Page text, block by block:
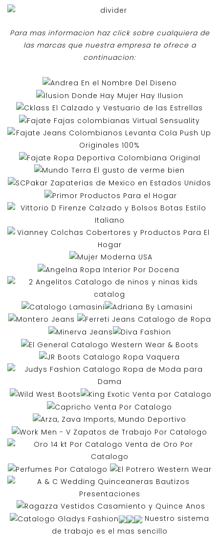
Para mas informacion haz click sobre cualquiera de
las marcas que nuestra empresa te ofrece a
continuacion:
Nuestro sistema
de trabajo es el mas sencillo